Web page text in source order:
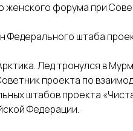
женского форума при
Федерального штаба
Лед тронулся в
проекта по
штабов проекта
Федерации.